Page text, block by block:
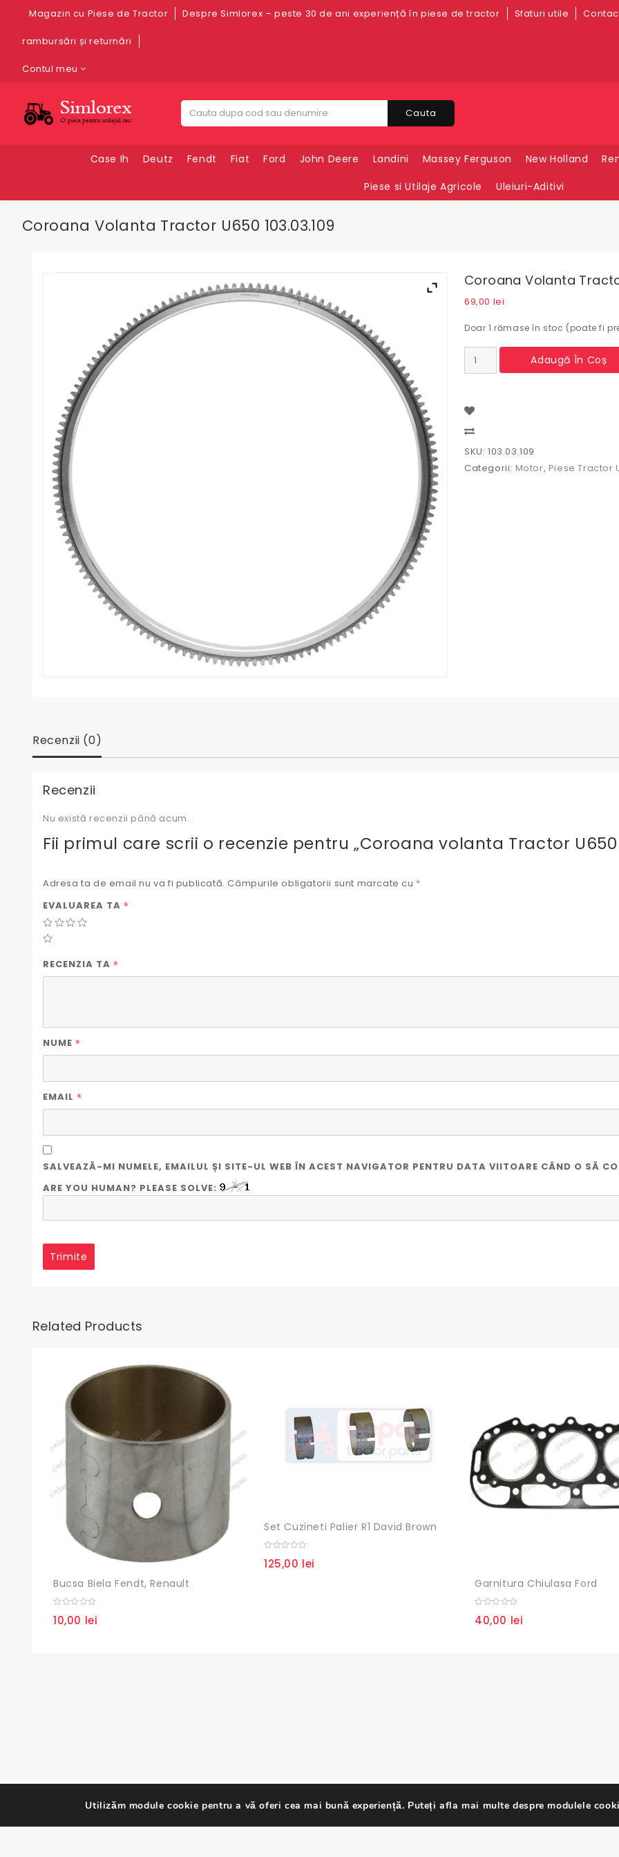
Magazin cu Piese de Tractor Despre Simlorex – peste 30 de ani experiență în piese de tractor Sfaturi utile
rambursări și returnări
Contul meu
Cauta
Case Ih Deutz Fendt Fiat Ford John Deere Landini Massey Ferguson New Holland
Piese si Utilaje Agricole
Uleiuri-Aditivi
Coroana Volanta Tractor U650 103.03.109
Coroana Volanta
69,00 lei
Doar 1 rămase în stoc (poate fi
Cantitate
Coroana
U650
103.03.109
Adaugă În Coș
SKU: 103.03.109
Categorii: Motor, Piese Tractor
Recenzii (0)
Recenzii
Nu există recenzii până acum.
Fii primul care scrii o recenzie pentru „Coroana volanta Tractor U650
Adresa ta de email nu va fi publicată. Câmpurile obligatorii sunt marcate cu *
EVALUAREA TA *
RECENZIA TA *
NUME *
EMAIL *
SALVEAZĂ-MI NUMELE, EMAILUL ȘI SITE-UL WEB ÎN ACEST NAVIGATOR PENTRU DATA VIITOARE CÂND O SĂ
ARE YOU HUMAN? PLEASE SOLVE:
Related Products
Bucsa Biela Fendt, Renault
out
10,00 lei
Set Cuzineti Palier R1 David Brown
out
125,00 lei
Garnitura Chiulasa Ford
out
40,00 lei
Utilizăm module cookie pentru a vă oferi cea mai bună experiență. Puteți afla mai multe despre modulele